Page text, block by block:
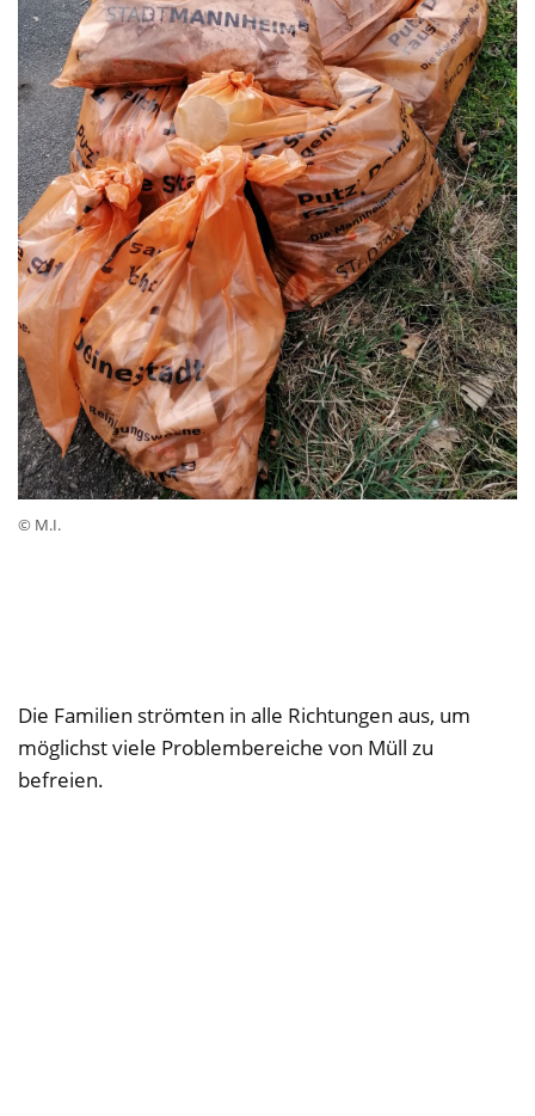
© M.I.
Die Familien strömten in alle Richtungen aus, um
möglichst viele Problembereiche von Müll zu
befreien.